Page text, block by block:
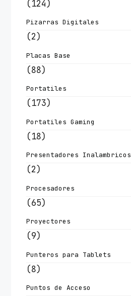
(124)
Pizarras Digitales
(2)
Placas Base
(88)
Portatiles
(173)
Portatiles Gaming
(18)
Presentadores Inalambricos
(2)
Procesadores
(65)
Proyectores
(9)
Punteros para Tablets
(8)
Puntos de Acceso